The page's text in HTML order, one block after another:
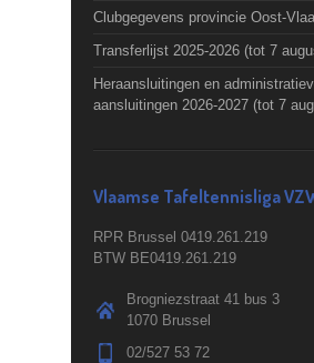
Clubgegevens provincie Oost-
Transferlijst 2025-2026 (tot 7
Heraansluitingen en
aansluitingen 2026-2027 (tot 7
Vlaamse Tafeltennisliga
RPR Brussel 0419.261.219
BTW BE0419.261.219
Brogniezstraat 41 bus 3
1070 Brussel
02/527 53 72